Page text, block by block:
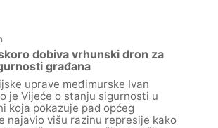
dobiva vrhunski dron za
građana
uprave međimurske Ivan
je Vijeće o stanju sigurnosti u
koja pokazuje pad općeg
najavio višu razinu represije kako